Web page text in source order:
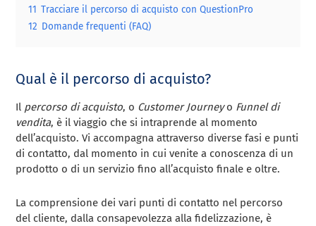
11 Tracciare il percorso di acquisto con QuestionPro
12 Domande frequenti (FAQ)
Qual è il percorso di acquisto?
Il percorso di acquisto, o Customer Journeyo Funnel di
vendita, è il viaggio che si intraprende al momento
dell’acquisto. Vi accompagna attraverso diverse fasi e punti
di contatto, dal momento in cui venite a conoscenza di un
prodotto o di un servizio fino all’acquisto finale e oltre.
La comprensione dei vari punti di contatto nel percorso
del cliente, dalla consapevolezza alla fidelizzazione, è